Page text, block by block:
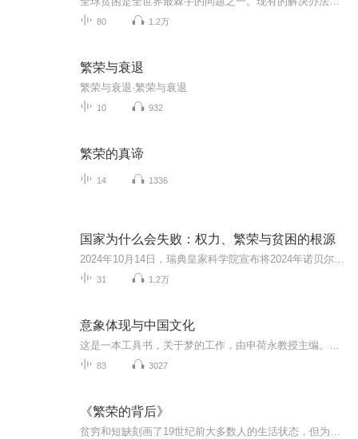
80 1.2万
繁荣与衰退
繁荣与衰退·繁荣与衰退
10 932
繁荣的真谛
14 1336
国家为什么会失败：权力、繁荣与贫困的根源
31 1.2万
意象体现与中国文化
83 3027
《繁荣的背后》